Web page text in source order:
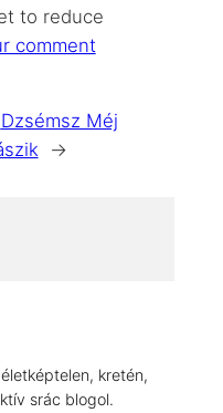
to reduce
comment
Dzsémsz Méj
→
kretén,
srác blogol.